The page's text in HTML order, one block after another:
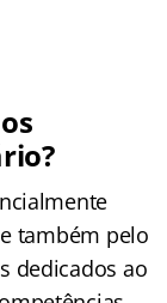
também pelo
dedicados ao